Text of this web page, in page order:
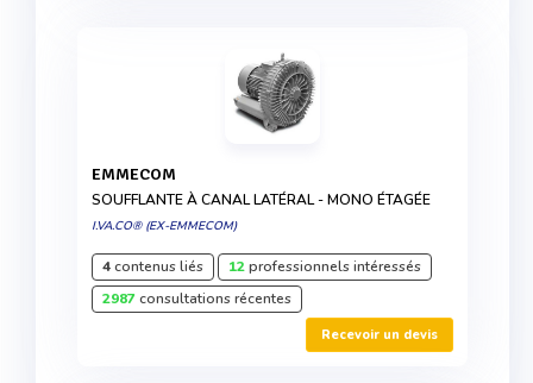
EMMECOM
SOUFFLANTE À CANAL LATÉRAL - MONO ÉTAGÉE
I.VA.CO® (EX-EMMECOM)
4contenus liés 12professionnels intéressés
2987consultations récentes
Recevoir un devis